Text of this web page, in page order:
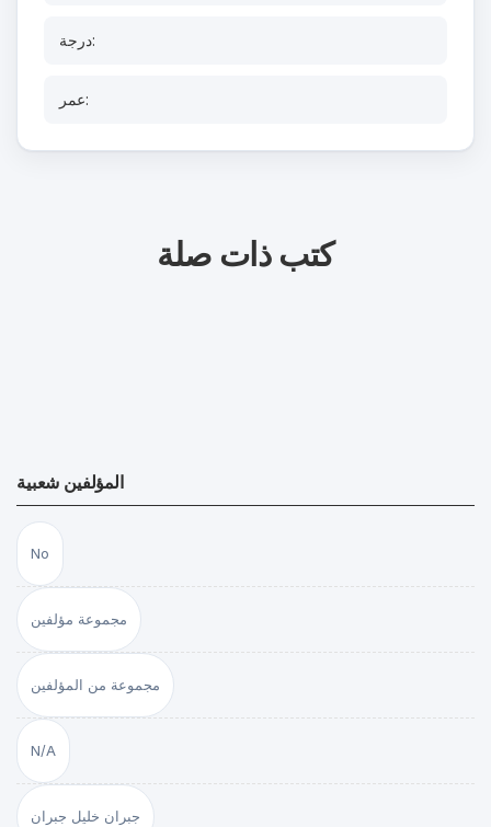
درجة:
عمر:
كتب ذات صلة
المؤلفين شعبية
No
مجموعة مؤلفين
مجموعة من المؤلفين
N/A
جبران خليل جبران